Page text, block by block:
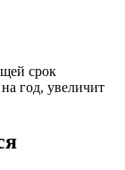
срок
год, увеличит